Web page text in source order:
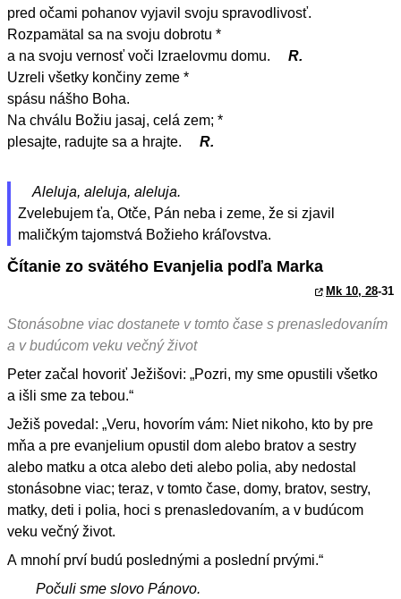
pred očami pohanov vyjavil svoju spravodlivosť.
Rozpamätal sa na svoju dobrotu *
a na svoju vernosť voči Izraelovmu domu.
R.
Uzreli všetky končiny zeme *
spásu nášho Boha.
Na chválu Božiu jasaj, celá zem; *
plesajte, radujte sa a hrajte.
R.
Aleluja, aleluja, aleluja.
Zvelebujem ťa, Otče, Pán neba i zeme, že si zjavil
maličkým tajomstvá Božieho kráľovstva.
Čítanie zo svätého Evanjelia podľa Marka
Mk 10, 28-31
Stonásobne viac dostanete v tomto čase s prenasledovaním
a v budúcom veku večný život
Peter začal hovoriť Ježišovi: „Pozri, my sme opustili všetko
a išli sme za tebou.“
Ježiš povedal: „Veru, hovorím vám: Niet nikoho, kto by pre
mňa a pre evanjelium opustil dom alebo bratov a sestry
alebo matku a otca alebo deti alebo polia, aby nedostal
stonásobne viac; teraz, v tomto čase, domy, bratov, sestry,
matky, deti i polia, hoci s prenasledovaním, a v budúcom
veku večný život.
A mnohí prví budú poslednými a poslední prvými.“
Počuli sme slovo Pánovo.